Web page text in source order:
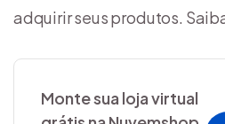
adquirir seus produtos.
Monte sua loja virtual